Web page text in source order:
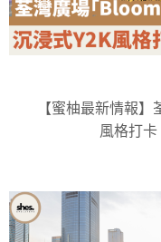
【蜜柚最新情報
風格打